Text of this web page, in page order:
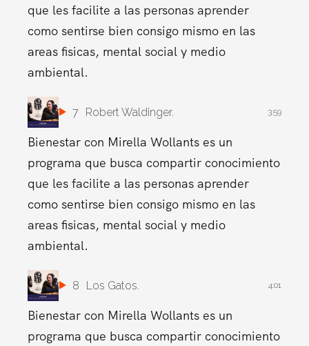
que les facilite a las personas aprender
como sentirse bien consigo mismo en las
areas fisicas, mental social y medio
ambiental.
7 Robert Waldinger. 3:59
Bienestar con Mirella Wollants es un
programa que busca compartir conocimiento
que les facilite a las personas aprender
como sentirse bien consigo mismo en las
areas fisicas, mental social y medio
ambiental.
8 Los Gatos. 4:01
Bienestar con Mirella Wollants es un
programa que busca compartir conocimiento